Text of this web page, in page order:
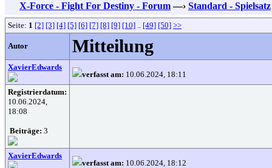
X-Force - Fight For Destiny - Forum —› Standard - Spielsatz
Seite: 1 [2] [3] [4] [5] [6] [7] [8] [9] [10] .. [49] [50] >>
Autor Mitteilung
XavierEdwards
verfasst am: 10.06.2024, 18:11
Registrierdatum:
10.06.2024,
18:08
Beiträge: 3
XavierEdwards
verfasst am: 10.06.2024, 18:12